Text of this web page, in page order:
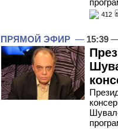
412
ПРЯМОЙ ЭФИР — 15:39